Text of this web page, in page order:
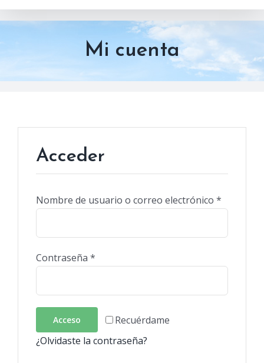
Mi cuenta
Acceder
Nombre de usuario o correo electrónico *
Contraseña *
Recuérdame
Acceso
¿Olvidaste la contraseña?